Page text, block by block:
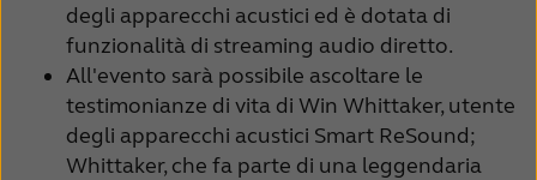
degli apparecchi acustici ed è dotata di
funzionalità di streaming audio diretto.
All'evento sarà possibile ascoltare le
testimonianze di vita di Win Whittaker, utente
degli apparecchi acustici Smart ReSound;
Whittaker, che fa parte di una leggendaria